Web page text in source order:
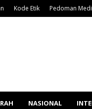
Kode Etik Pedoman
NASIONAL